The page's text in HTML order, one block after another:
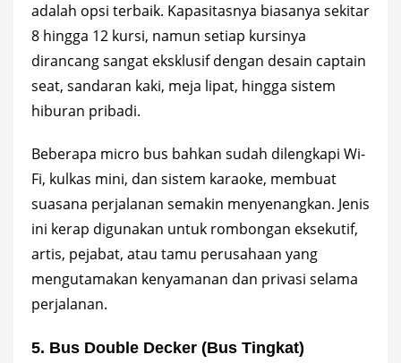
adalah opsi terbaik. Kapasitasnya biasanya sekitar
8 hingga 12 kursi, namun setiap kursinya
dirancang sangat eksklusif dengan desain captain
seat, sandaran kaki, meja lipat, hingga sistem
hiburan pribadi.
Beberapa micro bus bahkan sudah dilengkapi Wi-
Fi, kulkas mini, dan sistem karaoke, membuat
suasana perjalanan semakin menyenangkan. Jenis
ini kerap digunakan untuk rombongan eksekutif,
artis, pejabat, atau tamu perusahaan yang
mengutamakan kenyamanan dan privasi selama
perjalanan.
5. Bus Double Decker (Bus Tingkat)